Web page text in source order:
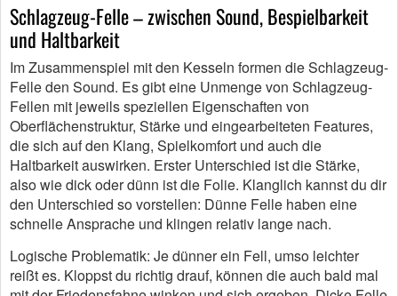
Schlagzeug-Felle – zwischen Sound, Bespielbarkeit
und Haltbarkeit
Im Zusammenspiel mit den Kesseln formen die Schlagzeug-
Felle den Sound. Es gibt eine Unmenge von Schlagzeug-
Fellen mit jeweils speziellen Eigenschaften von
Oberflächenstruktur, Stärke und eingearbeiteten Features,
die sich auf den Klang, Spielkomfort und auch die
Haltbarkeit auswirken. Erster Unterschied ist die Stärke,
also wie dick oder dünn ist die Folie. Klanglich kannst du dir
den Unterschied so vorstellen: Dünne Felle haben eine
schnelle Ansprache und klingen relativ lange nach.
Logische Problematik: Je dünner ein Fell, umso leichter
reißt es. Kloppst du richtig drauf, können die auch bald mal